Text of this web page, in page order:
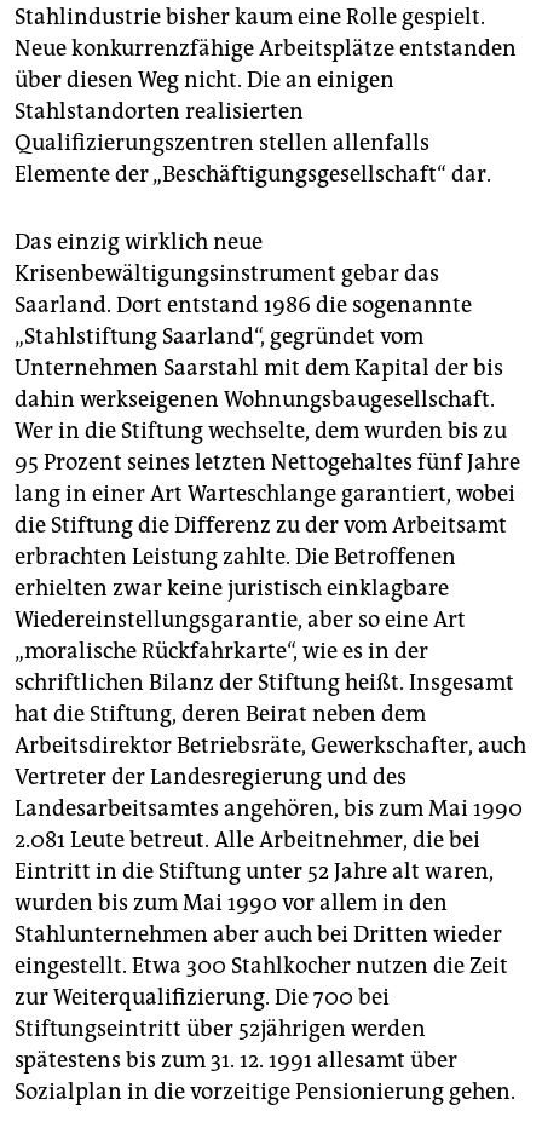
Stahlindustrie bisher kaum eine Rolle gespielt.
Neue konkurrenzfähige Arbeitsplätze entstanden
über diesen Weg nicht. Die an einigen
Stahlstandorten realisierten
Qualifizierungszentren stellen allenfalls
Elemente der „Beschäftigungsgesellschaft“ dar.
Das einzig wirklich neue
Krisenbewältigungsinstrument gebar das
Saarland. Dort entstand 1986 die sogenannte
„Stahlstiftung Saarland“, gegründet vom
Unternehmen Saarstahl mit dem Kapital der bis
dahin werkseigenen Wohnungsbaugesellschaft.
Wer in die Stiftung wechselte, dem wurden bis zu
95 Prozent seines letzten Nettogehaltes fünf Jahre
lang in einer Art Warteschlange garantiert, wobei
die Stiftung die Differenz zu der vom Arbeitsamt
erbrachten Leistung zahlte. Die Betroffenen
erhielten zwar keine juristisch einklagbare
Wiedereinstellungsgarantie, aber so eine Art
„moralische Rückfahrkarte“, wie es in der
schriftlichen Bilanz der Stiftung heißt. Insgesamt
hat die Stiftung, deren Beirat neben dem
Arbeitsdirektor Betriebsräte, Gewerkschafter, auch
Vertreter der Landesregierung und des
Landesarbeitsamtes angehören, bis zum Mai 1990
2.081 Leute betreut. Alle Arbeitnehmer, die bei
Eintritt in die Stiftung unter 52 Jahre alt waren,
wurden bis zum Mai 1990 vor allem in den
Stahlunternehmen aber auch bei Dritten wieder
eingestellt. Etwa 300 Stahlkocher nutzen die Zeit
zur Weiterqualifizierung. Die 700 bei
Stiftungseintritt über 52jährigen werden
spätestens bis zum 31. 12. 1991 allesamt über
Sozialplan in die vorzeitige Pensionierung gehen.